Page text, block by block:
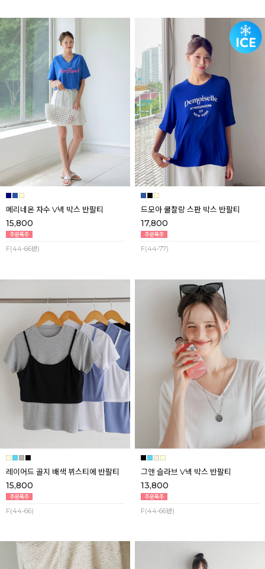
메리네온 자수 V넥 박스 반팔티
15,800
F(44-66반)
드모아 쿨찰랑 스판 박스 반팔티
17,800
F(44-77)
레이어드 골지 배색 뷔스티에 반팔티
15,800
F(44-66)
그앤 슬라브 V넥 박스 반팔티
13,800
F(44-66반)